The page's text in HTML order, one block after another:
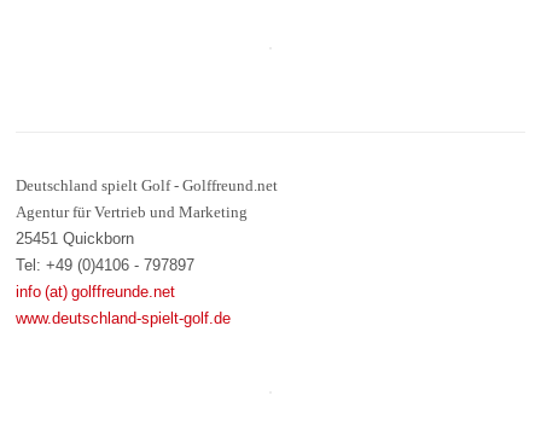
Deutschland spielt Golf - Golffreund.net
Agentur für Vertrieb und Marketing
25451 Quickborn
Tel: +49 (0)4106 - 797897
info (at) golffreunde.net
www.deutschland-spielt-golf.de